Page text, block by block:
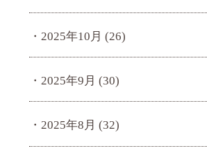
2025年10月 (26)
2025年9月 (30)
2025年8月 (32)